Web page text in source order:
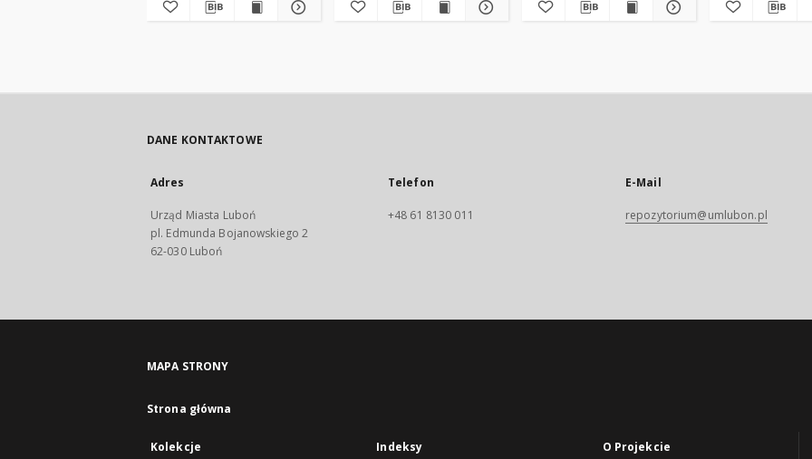
DANE KONTAKTOWE
Adres
Urząd Miasta Luboń
pl. Edmunda Bojanowskiego 2
62-030 Luboń
Telefon
+48 61 8130 011
E-Mail
repozytorium@umlubon.pl
MAPA STRONY
Strona główna
Kolekcje Indeksy O Projekcie